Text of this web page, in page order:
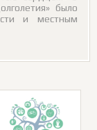
было
и местным